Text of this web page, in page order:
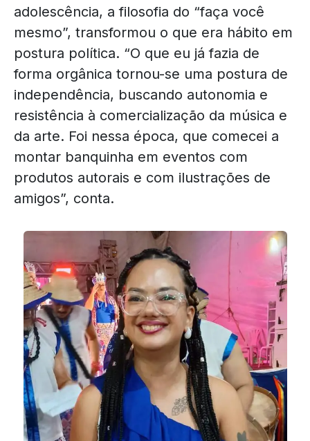
adolescência, a filosofia do “faça você
mesmo”, transformou o que era hábito em
postura política. “O que eu já fazia de
forma orgânica tornou-se uma postura de
independência, buscando autonomia e
resistência à comercialização da música e
da arte. Foi nessa época, que comecei a
montar banquinha em eventos com
produtos autorais e com ilustrações de
amigos”, conta.